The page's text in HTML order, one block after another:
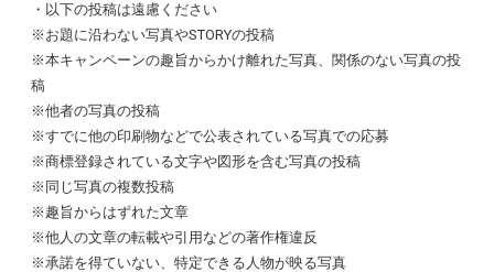
・以下の投稿は遠慮ください
※ お題に沿わない写真やSTORYの投稿
※本キャンペーンの趣旨からかけ離れた写真、関係のない写真の投
稿
※他者の写真の投稿
※すでに他の印刷物などで公表されている写真での応募
※商標登録されている文字や図形を含む写真の投稿
※ 同じ写真の複数投稿
※ 趣旨からはずれた文章
※他人の文章の転載や引用などの著作権違反
※承諾を得ていない、特定できる人物が映る写真